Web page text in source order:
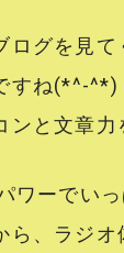
ログを見
すね(*^-^*)
ンと文章力
ワーでいっ
ら、ラジ